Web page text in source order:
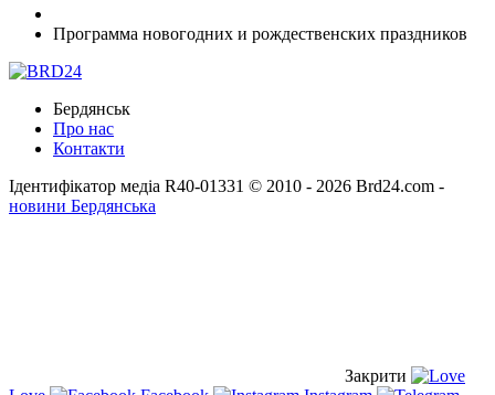
Программа новогодних и рождественских праздников
Бердянськ
Про нас
Контакти
Ідентифікатор медіа R40-01331 © 2010 - 2026 Brd24.com -
новини Бердянська
Закрити